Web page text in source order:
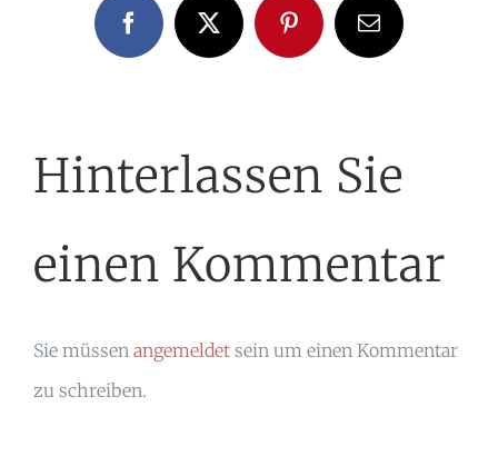
FacebookX PinterestE-
Mail
Hinterlassen Sie
einen Kommentar
Sie müssen angemeldet sein um einen Kommentar
zu schreiben.